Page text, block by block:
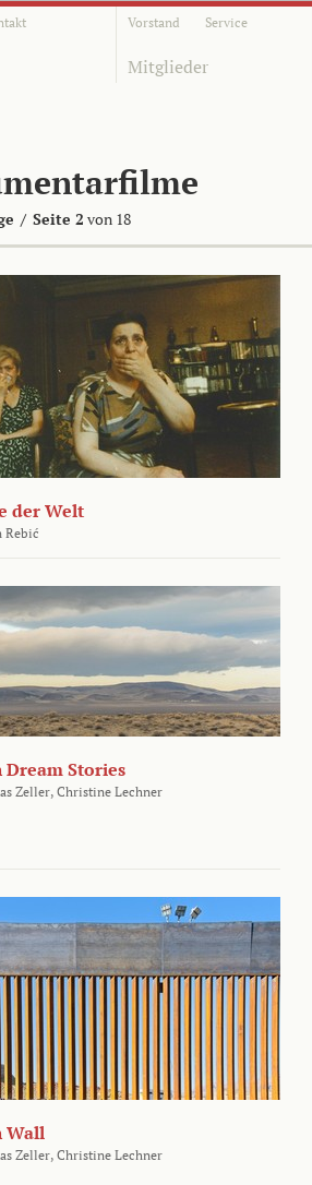
Vorstand Service
Mitglieder
/ Seite 2 von 18
der Welt
Rebić
Stories
Zeller,Christine Lechner
Wall
Zeller,Christine Lechner